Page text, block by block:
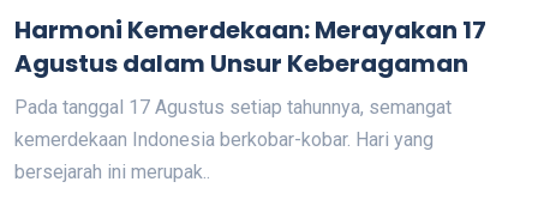
Harmoni Kemerdekaan: Merayakan 17
Agustus dalam Unsur Keberagaman
Pada tanggal 17 Agustus setiap tahunnya, semangat
kemerdekaan Indonesia berkobar-kobar. Hari yang
bersejarah ini merupak..